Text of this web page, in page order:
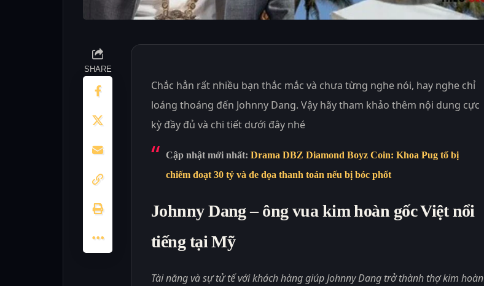
SHARE
Chắc hẳn rất nhiều bạn thắc mắc và chưa từng nghe nói, hay nghe chỉ
loáng thoáng đến Johnny Dang. Vậy hãy tham khảo thêm nội dung cực
kỳ đầy đủ và chi tiết dưới đây nhé
Cập nhật mới nhất: Drama DBZ Diamond Boyz Coin: Khoa Pug tố bị
chiếm đoạt 30 tỷ và đe dọa thanh toán nếu bị bóc phốt
Johnny Dang – ông vua kim hoàn gốc Việt nổi
tiếng tại Mỹ
Tài năng và sự tử tế với khách hàng giúp Johnny Dang trở thành thợ kim hoàn